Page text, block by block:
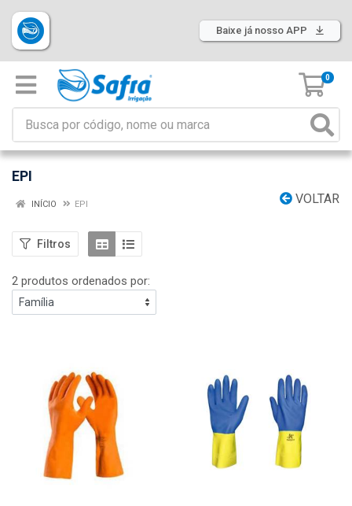
Baixe já nosso APP
0
EPI
VOLTAR
INÍCIO EPI
Filtros
2 produtos ordenados por: